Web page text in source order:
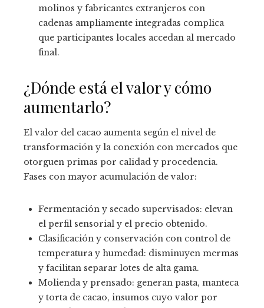
molinos y fabricantes extranjeros con
cadenas ampliamente integradas complica
que participantes locales accedan al mercado
final.
¿Dónde está el valor y cómo
aumentarlo?
El valor del cacao aumenta según el nivel de
transformación y la conexión con mercados que
otorguen primas por calidad y procedencia.
Fases con mayor acumulación de valor:
Fermentación y secado supervisados: elevan
el perfil sensorial y el precio obtenido.
Clasificación y conservación con control de
temperatura y humedad: disminuyen mermas
y facilitan separar lotes de alta gama.
Molienda y prensado: generan pasta, manteca
y torta de cacao, insumos cuyo valor por